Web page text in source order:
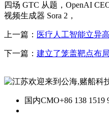
四场 GTC 从题，OpenAI
视频生成器 Sora 2，
上一篇： 医疗人工智能立异
下一篇： 建立了笼盖靶点布
国内CMO+86 138 1519